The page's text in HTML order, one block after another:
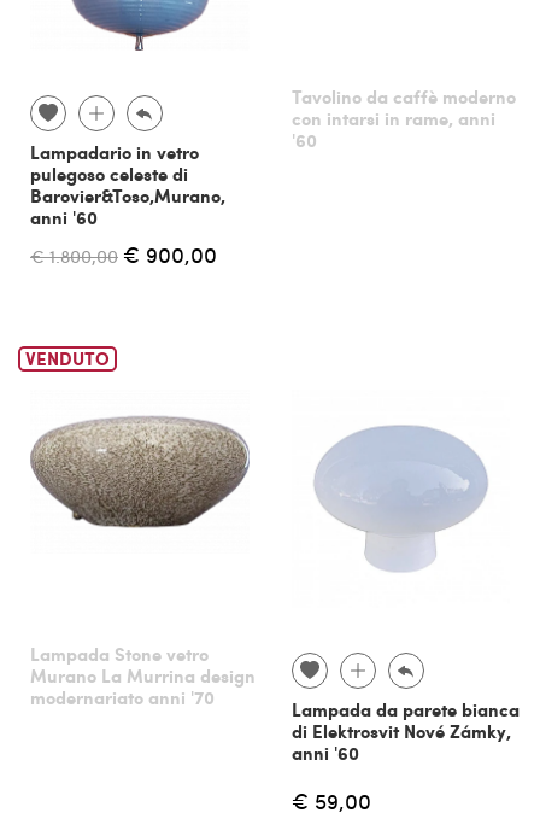
Lampadario in vetro
pulegoso celeste di
Barovier&Toso,Murano,
anni '60
€ 1.800,00 € 900,00
Tavolino da caffè moderno
con intarsi in rame, anni
'60
VENDUTO
Lampada Stone vetro
Murano La Murrina design
modernariato anni '70
Lampada da parete bianca
di Elektrosvit Nové Zámky,
anni '60
€ 59,00